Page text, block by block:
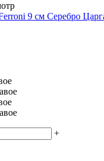
9 см Серебро
+